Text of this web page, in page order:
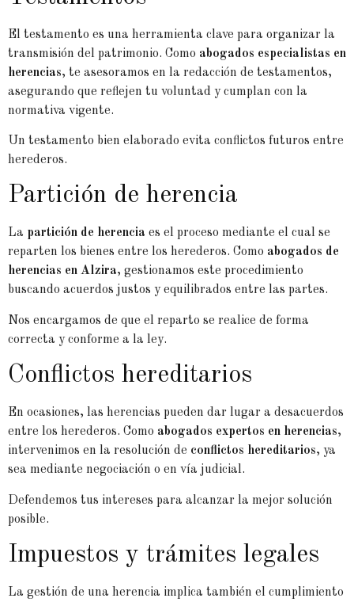
El testamento es una herramienta clave para organizar la
transmisión del patrimonio. Como abogados especialistas en
herencias, te asesoramos en la redacción de testamentos,
asegurando que reflejen tu voluntad y cumplan con la
normativa vigente.
Un testamento bien elaborado evita conflictos futuros entre
herederos.
Partición de herencia
La partición de herencia es el proceso mediante el cual se
reparten los bienes entre los herederos. Como abogados de
herencias en Alzira, gestionamos este procedimiento
buscando acuerdos justos y equilibrados entre las partes.
Nos encargamos de que el reparto se realice de forma
correcta y conforme a la ley.
Conflictos hereditarios
En ocasiones, las herencias pueden dar lugar a desacuerdos
entre los herederos. Como abogados expertos en herencias,
intervenimos en la resolución de conflictos hereditarios, ya
sea mediante negociación o en vía judicial.
Defendemos tus intereses para alcanzar la mejor solución
posible.
Impuestos y trámites legales
La gestión de una herencia implica también el cumplimiento